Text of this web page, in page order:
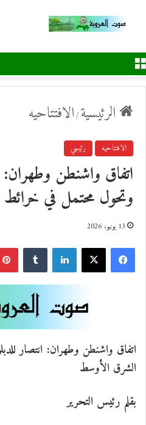
الرئيسية/الافتتاحيه
الافتتاحيه رئيسي
اتفاق واشنطن وطهران:
وتحول محتمل في
13 يونيو، 2026
ب
و
ك
X
ي
ن
ك
T
u
mاتفاق واشنطن وطهران: انتصار
الشرق الأوسط
بقلم رئيس التحرير